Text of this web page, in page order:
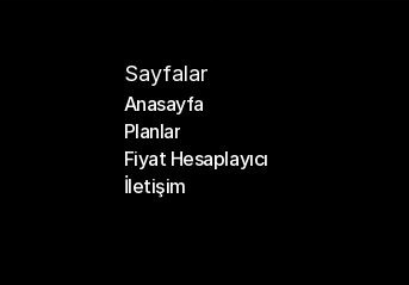
Sayfalar
Anasayfa
Anasayfa
Planlar
Planlar
Fiyat Hesaplayıcı
Fiyat Hesaplayıcı
İletişim